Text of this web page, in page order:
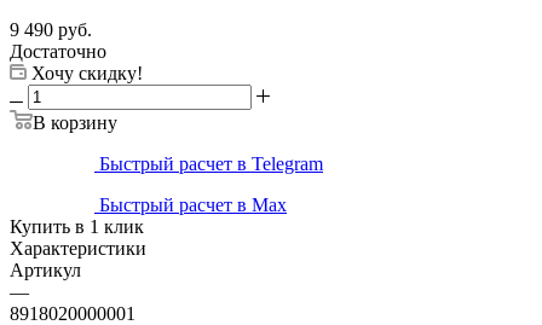
9 490 руб.
Достаточно
Хочу скидку!
В корзину
Быстрый расчет в Telegram
Быстрый расчет в Max
Купить в 1 клик
Характеристики
Артикул
—
8918020000001